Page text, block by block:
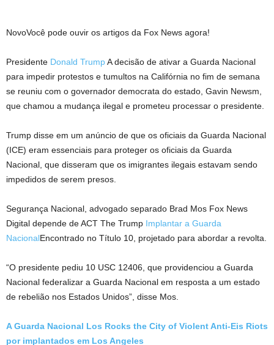
NovoVocê pode ouvir os artigos da Fox News agora!
Presidente Donald TrumpA decisão de ativar a Guarda Nacional
para impedir protestos e tumultos na Califórnia no fim de semana
se reuniu com o governador democrata do estado, Gavin Newsm,
que chamou a mudança ilegal e prometeu processar o presidente.
Trump disse em um anúncio de que os oficiais da Guarda Nacional
(ICE) eram essenciais para proteger os oficiais da Guarda
Nacional, que disseram que os imigrantes ilegais estavam sendo
impedidos de serem presos.
Segurança Nacional, advogado separado Brad Mos Fox News
Digital depende de ACT The Trump Implantar a Guarda
NacionalEncontrado no Título 10, projetado para abordar a revolta.
“O presidente pediu 10 USC 12406, que providenciou a Guarda
Nacional federalizar a Guarda Nacional em resposta a um estado
de rebelião nos Estados Unidos”, disse Mos.
A Guarda Nacional Los Rocks the City of Violent Anti-Eis Riots
por implantados em Los Angeles